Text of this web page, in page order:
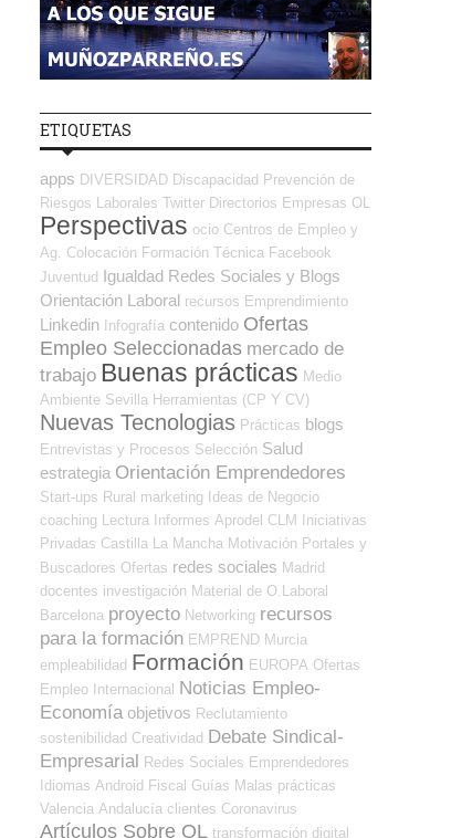
ETIQUETAS
apps DIVERSIDAD Discapacidad Prevención de
Riesgos Laborales Twitter Directorios Empresas OL
Perspectivas ocio Centros de Empleo y
Ag. Colocación Formación Técnica Facebook
Juventud Igualdad Redes Sociales y Blogs
Orientación Laboral recursos Emprendimiento
Linkedin Infografía contenido Ofertas
Empleo Seleccionadas mercado de
trabajo Buenas prácticas Medio
Ambiente Sevilla Herramientas (CP Y CV)
Nuevas Tecnologias Prácticas blogs
Entrevistas y Procesos Selección Salud
estrategia Orientación Emprendedores
Start-ups Rural marketing
Ideas de Negocio
coaching
Lectura Informes Aprodel CLM
Iniciativas
Privadas Castilla La Mancha Motivación Portales y
Buscadores Ofertas redes sociales Madrid
docentes investigación Material de O.Laboral
Barcelona proyecto Networking recursos
para la formación EMPREND Murcia
empleabilidad Formación EUROPA Ofertas
Empleo Internacional Noticias Empleo-
Economía objetivos Reclutamiento
sostenibilidad Creatividad Debate Sindical-
Empresarial Redes Sociales Emprendedores
Idiomas Android Fiscal Guías Malas prácticas
Valencia Andalucía clientes Coronavirus
Artículos Sobre OL transformación digital